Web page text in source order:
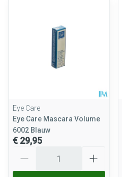
Eye Care
Eye Care Mascara Volume
6002 Blauw
€ 29,95